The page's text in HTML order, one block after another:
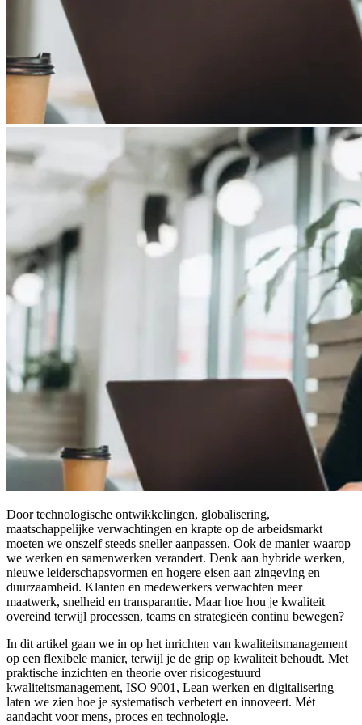
Door technologische ontwikkelingen, globalisering,
maatschappelijke verwachtingen en krapte op de arbeidsmarkt
moeten we onszelf steeds sneller aanpassen. Ook de manier waarop
we werken en samenwerken verandert. Denk aan hybride werken,
nieuwe leiderschapsvormen en hogere eisen aan zingeving en
duurzaamheid. Klanten en medewerkers verwachten meer
maatwerk, snelheid en transparantie. Maar hoe hou je kwaliteit
overeind terwijl processen, teams en strategieën continu bewegen?
In dit artikel gaan we in op het inrichten van kwaliteitsmanagement
op een flexibele manier, terwijl je de grip op kwaliteit behoudt. Met
praktische inzichten en theorie over risicogestuurd
kwaliteitsmanagement, ISO 9001, Lean werken en digitalisering
laten we zien hoe je systematisch verbetert en innoveert. Mét
aandacht voor mens, proces en technologie.